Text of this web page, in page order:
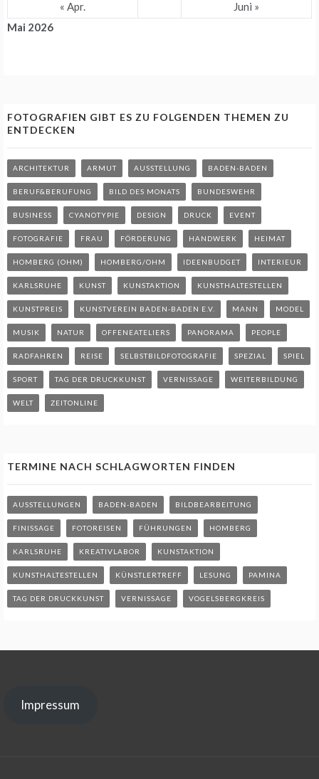
Mai 2026
« Apr.
Juni »
FOTOGRAFIEN GIBT ES ZU FOLGENDEN THEMEN ZU
ENTDECKEN
ARCHITEKTUR ARMUT AUSSTELLUNG BADEN-BADEN
BERUF&BERUFUNG BILD DES MONATS BUNDESWEHR
BUSINESS CYANOTYPIE DESIGN DRUCK EVENT
FOTOGRAFIE FRAU FÖRDERUNG HANDWERK HEIMAT
HOMBERG (OHM) HOMBERG/OHM IDEENBUDGET INTERIEUR
KARLSRUHE KUNST KUNSTAKTION KUNSTHALTESTELLEN
KUNSTPREIS KUNSTVEREIN BADEN-BADEN E.V. MANN MODEL
MUSIK NATUR OFFENEATELIERS PANORAMA PEOPLE
RADFAHREN REISE SELBSTBILDFOTOGRAFIE SPEZIAL SPIEL
SPORT TAG DER DRUCKKUNST VERNISSAGE WEITERBILDUNG
WELT ZEITONLINE
TERMINE NACH SCHLAGWORTEN FINDEN
AUSSTELLUNGEN BADEN-BADEN BILDBEARBEITUNG
FINISSAGE FOTOREISEN FÜHRUNGEN HOMBERG
KARLSRUHE KREATIVLABOR KUNSTAKTION
KUNSTHALTESTELLEN KÜNSTLERTREFF LESUNG PAMINA
TAG DER DRUCKKUNST VERNISSAGE VOGELSBERGKREIS
Impressum